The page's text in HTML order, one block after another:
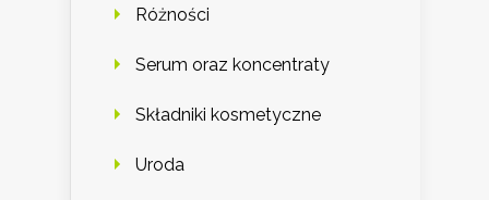
Różności
Serum oraz koncentraty
Składniki kosmetyczne
Uroda